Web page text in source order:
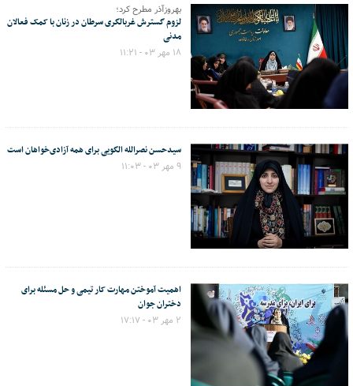
بهروزآذر مطرح کرد؛
لزوم گسترش غربالگری سرطان در زنان با کمک فعالان
مدنی
۱۸ مهر ۰۳ - ۱۱:۲۱
سیدحسن نصرالله الگویی برای همه آزادی‌خواهان است
۹ مهر ۰۳ - ۱۱:۰۳
اهمیت آموختن مهارت کار تیمی و حل مسئله برای
دختران جوان
۲ مهر ۰۳ - ۱۷:۱۷